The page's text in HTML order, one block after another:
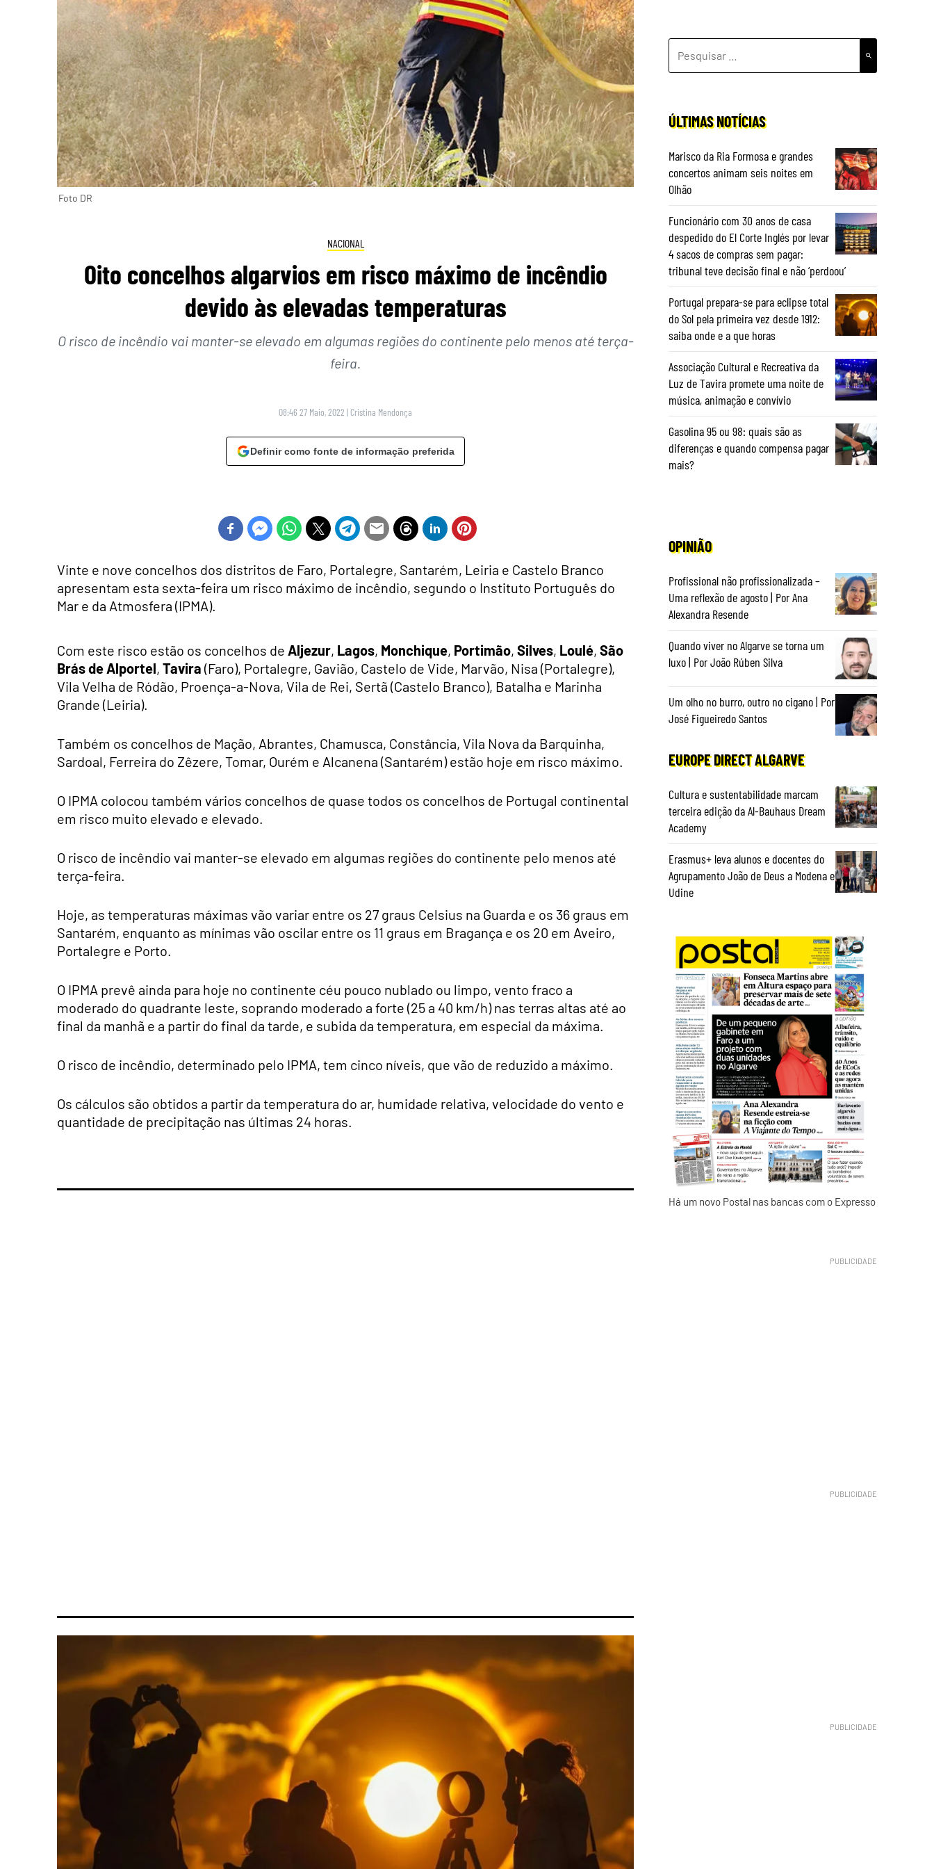
Foto DR
NACIONAL
Oito concelhos algarvios em risco máximo de incêndio
devido às elevadas temperaturas
O risco de incêndio vai manter-se elevado em algumas regiões do continente pelo menos até terça-
feira.
08:46 27 Maio, 2022 | Cristina Mendonça
Definir como fonte de informação preferida
Vinte e nove concelhos dos distritos de Faro, Portalegre, Santarém, Leiria e Castelo Branco
apresentam esta sexta-feira um risco máximo de incêndio, segundo o Instituto Português do
Mar e da Atmosfera (IPMA).
Com este risco estão os concelhos de Aljezur, Lagos, Monchique, Portimão, Silves, Loulé, São
Brás de Alportel, Tavira (Faro), Portalegre, Gavião, Castelo de Vide, Marvão, Nisa (Portalegre),
Vila Velha de Ródão, Proença-a-Nova, Vila de Rei, Sertã (Castelo Branco), Batalha e Marinha
Grande (Leiria).
Também os concelhos de Mação, Abrantes, Chamusca, Constância, Vila Nova da Barquinha,
Sardoal, Ferreira do Zêzere, Tomar, Ourém e Alcanena (Santarém) estão hoje em risco máximo.
O IPMA colocou também vários concelhos de quase todos os concelhos de Portugal continental
em risco muito elevado e elevado.
O risco de incêndio vai manter-se elevado em algumas regiões do continente pelo menos até
terça-feira.
Hoje, as temperaturas máximas vão variar entre os 27 graus Celsius na Guarda e os 36 graus em
Santarém, enquanto as mínimas vão oscilar entre os 11 graus em Bragança e os 20 em Aveiro,
Portalegre e Porto.
O IPMA prevê ainda para hoje no continente céu pouco nublado ou limpo, vento fraco a
moderado do quadrante leste, soprando moderado a forte (25 a 40 km/h) nas terras altas até ao
final da manhã e a partir do final da tarde, e subida da temperatura, em especial da máxima.
O risco de incêndio, determinado pelo IPMA, tem cinco níveis, que vão de reduzido a máximo.
Os cálculos são obtidos a partir da temperatura do ar, humidade relativa, velocidade do vento e
quantidade de precipitação nas últimas 24 horas.
POR:
ÚLTIMAS NOTÍCIAS
Marisco da Ria Formosa e grandes
concertos animam seis noites em
Olhão
Funcionário com 30 anos de casa
despedido do El Corte Inglés por levar
4 sacos de compras sem pagar:
tribunal teve decisão final e não ‘perdoou’
Portugal prepara-se para eclipse total
do Sol pela primeira vez desde 1912:
saiba onde e a que horas
Associação Cultural e Recreativa da
Luz de Tavira promete uma noite de
música, animação e convívio
Gasolina 95 ou 98: quais são as
diferenças e quando compensa pagar
mais?
OPINIÃO
Profissional não profissionalizada –
Uma reflexão de agosto | Por Ana
Alexandra Resende
Quando viver no Algarve se torna um
luxo | Por João Rúben Silva
Um olho no burro, outro no cigano | Por
José Figueiredo Santos
EUROPE DIRECT ALGARVE
Cultura e sustentabilidade marcam
terceira edição da Al-Bauhaus Dream
Academy
Erasmus+ leva alunos e docentes do
Agrupamento João de Deus a Modena e
Udine
Há um novo Postal nas bancas com o Expresso